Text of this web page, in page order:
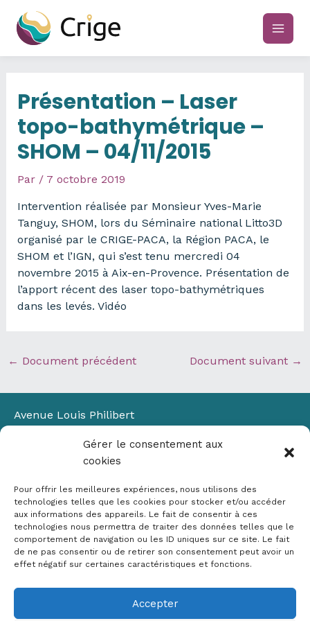
Gérer le consentement aux
cookies
Pour offrir les meilleures expériences, nous utilisons des
technologies telles que les cookies pour stocker et/ou accéder
aux informations des appareils. Le fait de consentir à ces
technologies nous permettra de traiter des données telles que le
comportement de navigation ou les ID uniques sur ce site. Le fait
de ne pas consentir ou de retirer son consentement peut avoir un
effet négatif sur certaines caractéristiques et fonctions.
Accepter
contenu
main
Présentation – Laser
topo-bathymétrique –
SHOM – 04/11/2015
Par / 7 octobre 2019
Intervention réalisée par Monsieur Yves-Marie
Tanguy, SHOM, lors du Séminaire national Litto3D
organisé par le CRIGE-PACA, la Région PACA, le
SHOM et l’IGN, qui s’est tenu mercredi 04
novembre 2015 à Aix-en-Provence. Présentation de
l’apport récent des laser topo-bathymétriques
dans les levés. Vidéo
← Document précédent Document suivant →
Avenue Louis Philibert
Bâtiment Laennec
13100 Aix-en-Provence
✉ contact@crige-paca.org
Mentions légales